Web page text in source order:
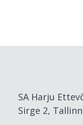
SA Harju
Sirge 2,